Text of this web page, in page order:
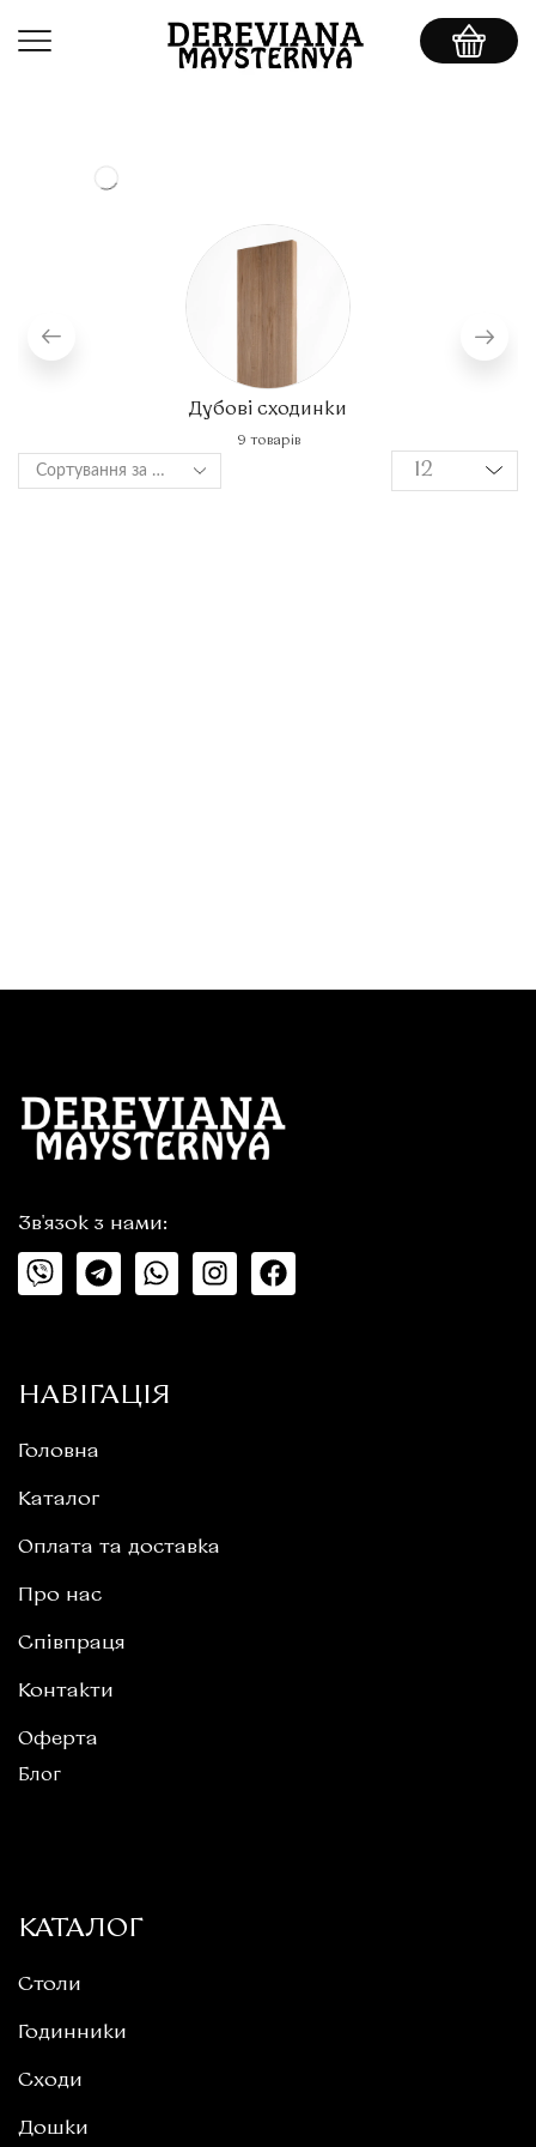
Дубові сходинки
9 товарів
Зв'язок з нами:
НАВІГАЦІЯ
Головна
Каталог
Оплата та доставка
Про нас
Співпраця
Контакти
Оферта
Блог
КАТАЛОГ
Столи
Годинники
Сходи
Дошки